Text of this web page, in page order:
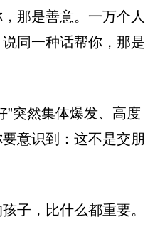
那是善意。一万个人
同一种话帮你，那是
”突然集体爆发、高度
意识到：这不是交朋
子，比什么都重要。